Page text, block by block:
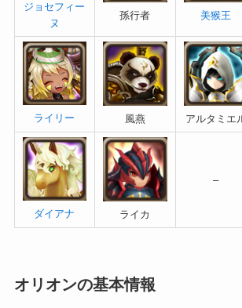
ジョセフィー
ヌ
孫行者 美猴王
ライリー 風燕 アルタミエ
ダイアナ ライカ
–
オリオンの基本情報